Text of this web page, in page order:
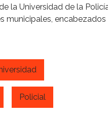
la Universidad de la
municipales,
Policial